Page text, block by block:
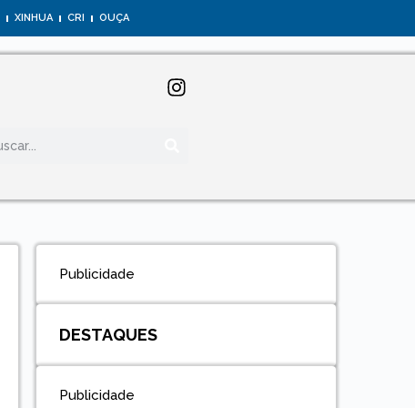
XINHUA CRI OUÇA
Publicidade
DESTAQUES
Publicidade